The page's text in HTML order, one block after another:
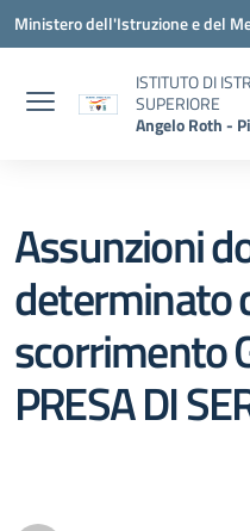
Vai ai contenuti
Vai al menu di navigazione
Vai al footer
Ministero dell'Istruzione e del
ISTITUTO DI
SUPERIORE
Angelo Roth -
Assunzioni
determinato
scorrimento
PRESA DI